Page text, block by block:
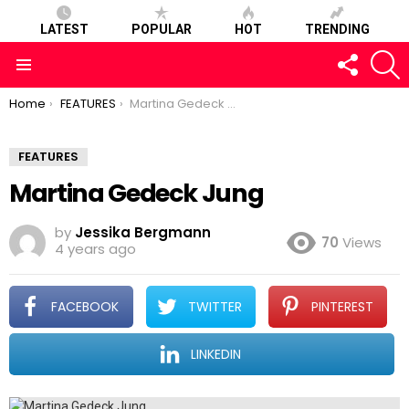
LATEST POPULAR HOT TRENDING
FOLLOW
US
You are here:
Home FEATURES Martina Gedeck Jung
FEATURES
Martina Gedeck Jung
by Jessika Bergmann
4 years ago
70 Views
FACEBOOK TWITTER PINTEREST
LINKEDIN